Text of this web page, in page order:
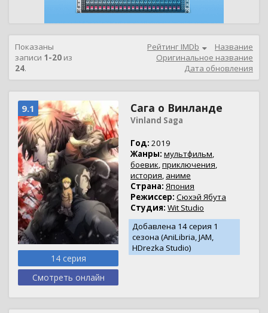
Показаны
записи 1-20 из
24.
Рейтинг IMDb
Название
Оригинальное название
Дата обновления
9.1
14 серия
Смотреть онлайн
Сага о Винланде
Vinland Saga
Год: 2019
Жанры: мультфильм,
боевик,приключения,
история, аниме
Страна: Япония
Режиссер: Сюхэй Ябута
Студия: Wit Studio
Добавлена 14 серия 1
сезона (AniLibria, JAM,
HDrezka Studio)